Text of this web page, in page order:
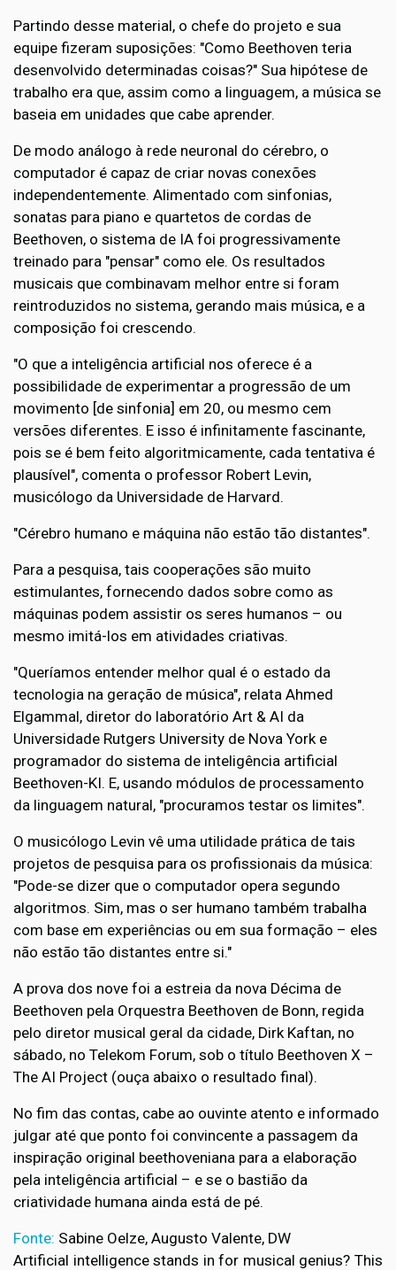
Partindo desse material, o chefe do projeto e sua
equipe fizeram suposições: "Como Beethoven teria
desenvolvido determinadas coisas?" Sua hipótese de
trabalho era que, assim como a linguagem, a música se
baseia em unidades que cabe aprender.
De modo análogo à rede neuronal do cérebro, o
computador é capaz de criar novas conexões
independentemente. Alimentado com sinfonias,
sonatas para piano e quartetos de cordas de
Beethoven, o sistema de IA foi progressivamente
treinado para "pensar" como ele. Os resultados
musicais que combinavam melhor entre si foram
reintroduzidos no sistema, gerando mais música, e a
composição foi crescendo.
"O que a inteligência artificial nos oferece é a
possibilidade de experimentar a progressão de um
movimento [de sinfonia] em 20, ou mesmo cem
versões diferentes. E isso é infinitamente fascinante,
pois se é bem feito algoritmicamente, cada tentativa é
plausível", comenta o professor Robert Levin,
musicólogo da Universidade de Harvard.
"Cérebro humano e máquina não estão tão distantes".
Para a pesquisa, tais cooperações são muito
estimulantes, fornecendo dados sobre como as
máquinas podem assistir os seres humanos – ou
mesmo imitá-los em atividades criativas.
"Queríamos entender melhor qual é o estado da
tecnologia na geração de música", relata Ahmed
Elgammal, diretor do laboratório Art & AI da
Universidade Rutgers University de Nova York e
programador do sistema de inteligência artificial
Beethoven-KI. E, usando módulos de processamento
da linguagem natural, "procuramos testar os limites".
O musicólogo Levin vê uma utilidade prática de tais
projetos de pesquisa para os profissionais da música:
"Pode-se dizer que o computador opera segundo
algoritmos. Sim, mas o ser humano também trabalha
com base em experiências ou em sua formação – eles
não estão tão distantes entre si."
A prova dos nove foi a estreia da nova Décima de
Beethoven pela Orquestra Beethoven de Bonn, regida
pelo diretor musical geral da cidade, Dirk Kaftan, no
sábado, no Telekom Forum, sob o título Beethoven X –
The AI Project (ouça abaixo o resultado final).
No fim das contas, cabe ao ouvinte atento e informado
julgar até que ponto foi convincente a passagem da
inspiração original beethoveniana para a elaboração
pela inteligência artificial – e se o bastião da
criatividade humana ainda está de pé.
Fonte: Sabine Oelze, Augusto Valente, DW
Artificial intelligence stands in for musical genius? This